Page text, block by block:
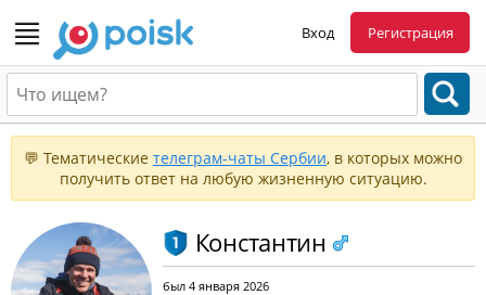
Вход Регистрация
💬 Тематические телеграм-чаты Сербии, в которых можно
получить ответ на любую жизненную ситуацию.
Константин
был 4 января 2026